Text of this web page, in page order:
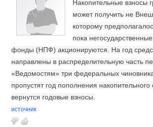
Накопительные взносы
может получить не
которому
пока
фонды (НПФ) акционируются. На год
направлены в распределительную часть
«Ведомостям» три федеральных
пропустят год пополнения
вернутся годовые взносы.
источник